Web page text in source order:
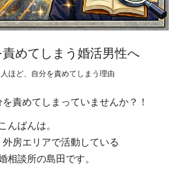
めてしまう婚活男性へ
ほど、自分を責めてしまう理由
責めてしまっていませんか？！
こんばんは。
房エリアで活動している
相談所の島田です。